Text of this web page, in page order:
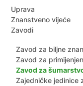
Zaštita dostojanstva
Uprava
Znanstveno vijeće
Zavodi
Zavod za biljne
Zavod za
Zavod za
Zajedničke jedinice